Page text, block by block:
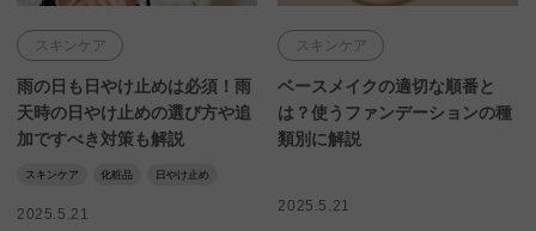
スキンケア
雨の日も日やけ止めは必須！雨
天時の日やけ止めの選び方や追
加ですべき対策も解説
スキンケア 化粧品 日やけ止め
2025.5.21
スキンケア
ベースメイクの適切な順番と
は？使うファンデーションの種
類別に解説
2025.5.21